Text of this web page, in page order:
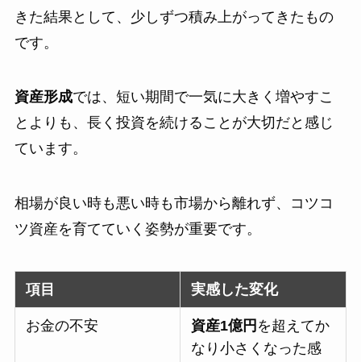
きた結果として、少しずつ積み上がってきたもの
です。
資産形成では、短い期間で一気に大きく増やすこ
とよりも、長く投資を続けることが大切だと感じ
ています。
相場が良い時も悪い時も市場から離れず、コツコ
ツ資産を育てていく姿勢が重要です。
項目 実感した変化
お金の不安 資産1億円 を超えてか
なり小さくなった感